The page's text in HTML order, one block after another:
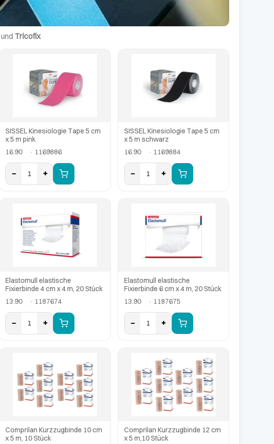
und Tricofix
SISSEL Kinesiologie Tape 5 cm
x 5 m pink
16.90
· 1169886
− 1 +
SISSEL Kinesiologie Tape 5 cm
x 5 m schwarz
16.90
· 1169884
− 1 +
Elastomull elastische
Fixierbinde 4 cm x 4 m, 20 Stück
13.90
· 1187674
− 1 +
Elastomull elastische
Fixierbinde 6 cm x 4 m, 20 Stück
13.90
· 1187675
− 1 +
Comprilan Kurzzugbinde 10 cm
x 5 m, 10 Stück
Comprilan Kurzzugbinde 12 cm
x 5 m,10 Stück